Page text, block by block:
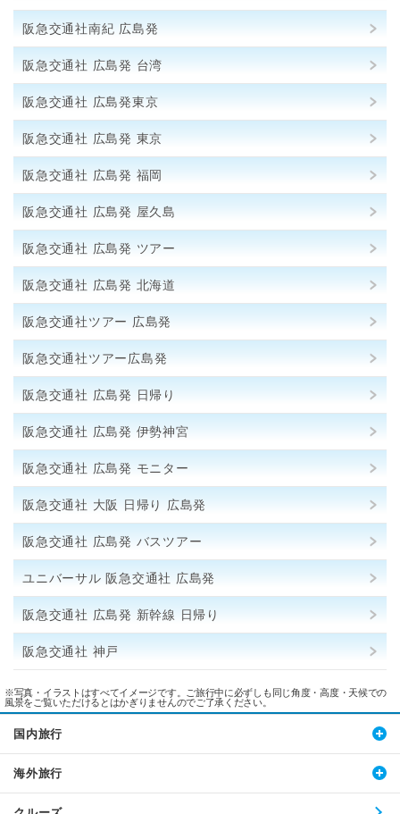
阪急交通社南紀 広島発
阪急交通社 広島発 台湾
阪急交通社 広島発東京
阪急交通社 広島発 東京
阪急交通社 広島発 福岡
阪急交通社 広島発 屋久島
阪急交通社 広島発 ツアー
阪急交通社 広島発 北海道
阪急交通社ツアー 広島発
阪急交通社ツアー広島発
阪急交通社 広島発 日帰り
阪急交通社 広島発 伊勢神宮
阪急交通社 広島発 モニター
阪急交通社 大阪 日帰り 広島発
阪急交通社 広島発 バスツアー
ユニバーサル 阪急交通社 広島発
阪急交通社 広島発 新幹線 日帰り
阪急交通社 神戸
※写真・イラストはすべてイメージです。ご旅行中に必ずしも同じ角度・高度・天候での
風景をご覧いただけるとはかぎりませんのでご了承ください。
国内旅行
海外旅行